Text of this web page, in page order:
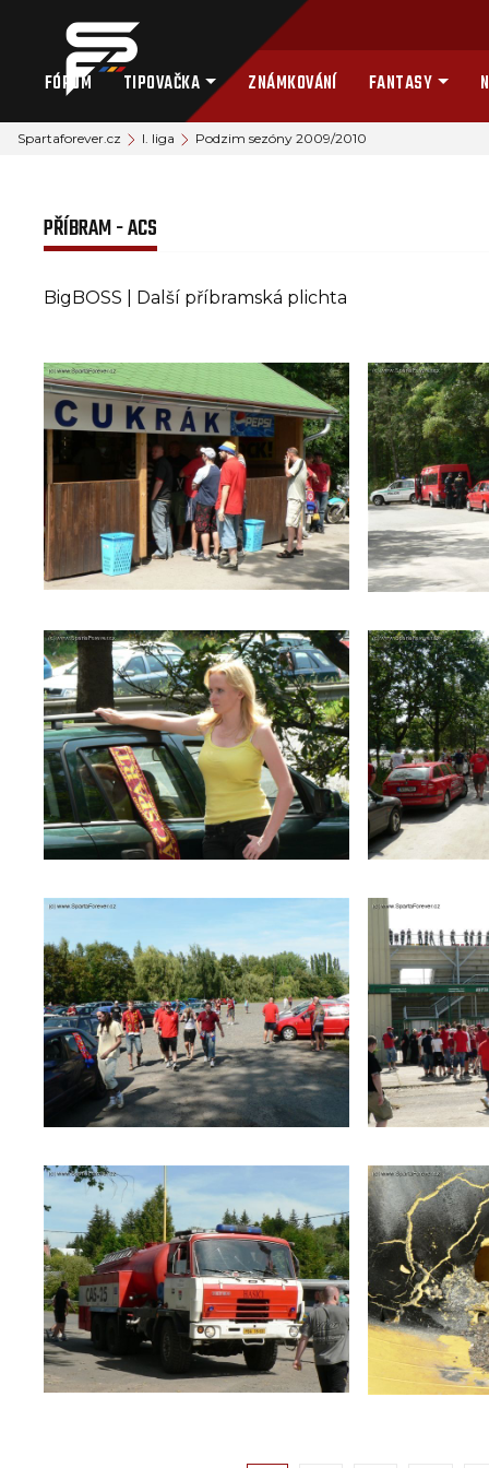
FÓRUM TIPOVAČKA ZNÁMKOVÁNÍ FANTASY
Spartaforever.cz I. liga Podzim sezóny 2009/2010
PŘÍBRAM - ACS
BigBOSS | Další příbramská plichta